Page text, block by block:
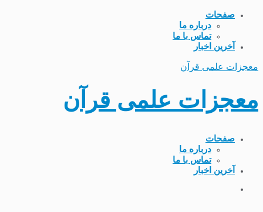
صفحات
درباره ما
تماس با ما
آخرین اخبار
معجزات علمی قرآن
معجزات علمی قرآن
صفحات
درباره ما
تماس با ما
آخرین اخبار